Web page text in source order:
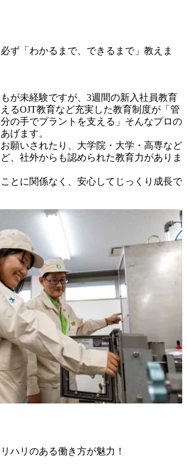
ず「わかるまで、できるまで」教えま
が未経験ですが、3週間の新入社員教育
るOJT教育など充実した教育制度が「管
の手でプラントを支える」そんなプロの
げます。
願いされたり、大学院・大学・高専など
、社外からも認められた教育力がありま
とに関係なく、安心してじっくり成長で
ハリのある働き方が魅力！